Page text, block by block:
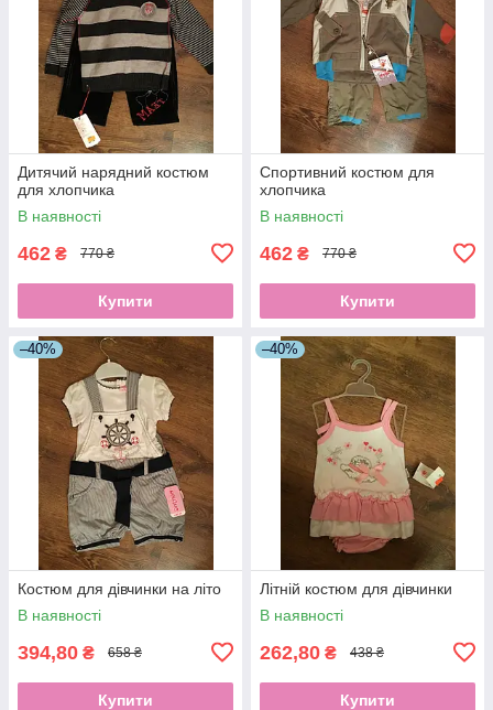
Дитячий нарядний костюм
для хлопчика
В наявності
462 ₴ 770 ₴
Купити
Спортивний костюм для
хлопчика
В наявності
462 ₴ 770 ₴
Купити
–40%
Костюм для дівчинки на літо
В наявності
394,80 ₴ 658 ₴
Купити
–40%
Літній костюм для дівчинки
В наявності
262,80 ₴ 438 ₴
Купити